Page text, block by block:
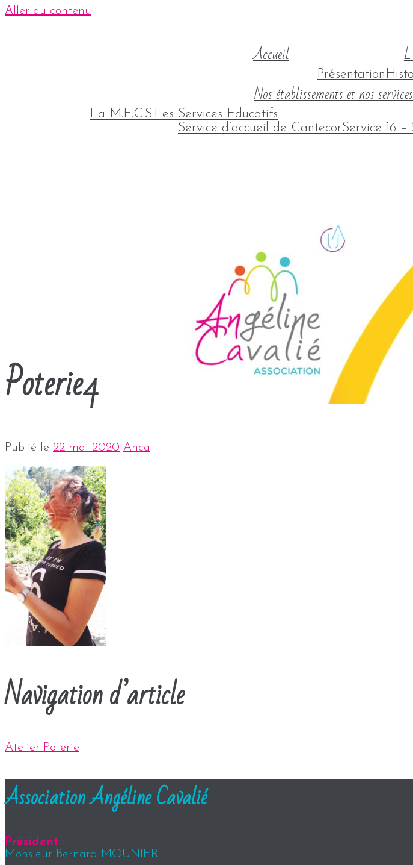
Aller au contenu
Accueil
Présentation
Nos établissements et nos services
La M.E.C.S.Les Services Educatifs
Service d’accueil de CantecorService 16 –
Poterie4
Publié le 22 mai 2020 Anca
Navigation d’article
Atelier Poterie
Association Angéline Cavalié
Président :
Monsieur Bernard MOUNIER